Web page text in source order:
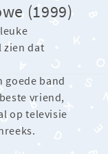
(1999)
zien dat
goede band
vriend,
op televisie